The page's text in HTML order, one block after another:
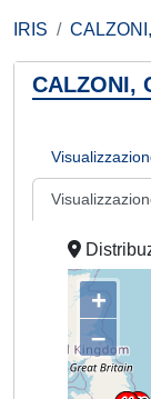
IRIS
CALZONI,
+
–